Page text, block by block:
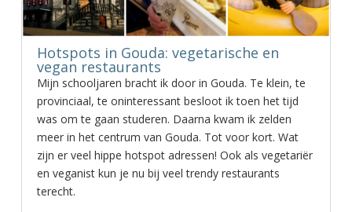
Hotspots in Gouda: vegetarische en
vegan restaurants
Mijn schooljaren bracht ik door in Gouda. Te klein, te
provinciaal, te oninteressant besloot ik toen het tijd
was om te gaan studeren. Daarna kwam ik zelden
meer in het centrum van Gouda. Tot voor kort. Wat
zijn er veel hippe hotspot adressen! Ook als vegetariër
en veganist kun je nu bij veel trendy restaurants
terecht.